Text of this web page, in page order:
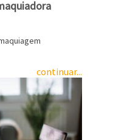
continuar...